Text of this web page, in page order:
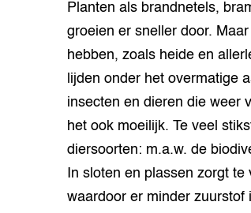
Planten als brandnetels,
groeien er sneller door.
hebben, zoals heide en
lijden onder het overmatige
insecten en dieren die weer
het ook moeilijk. Te veel
diersoorten: m.a.w. de
In sloten en plassen zorgt
waardoor er minder zuurstof